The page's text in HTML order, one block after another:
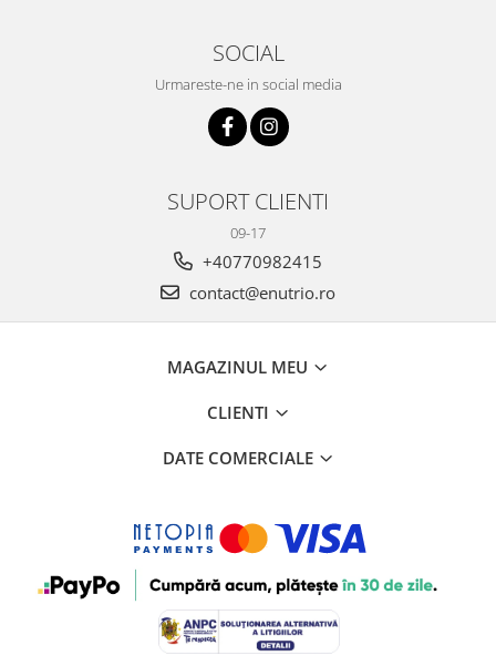
SOCIAL
Urmareste-ne in social media
SUPORT CLIENTI
09-17
+40770982415
contact@enutrio.ro
MAGAZINUL MEU
CLIENTI
DATE COMERCIALE